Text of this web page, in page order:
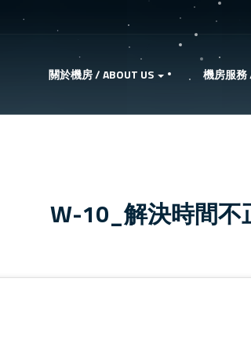
關於機房 / ABOUT US 機房服務
W-10_解決時間不